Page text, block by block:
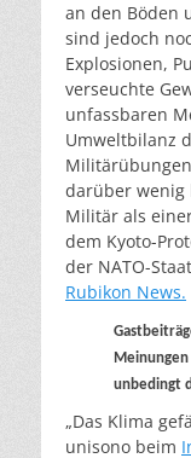
an den Böden
sind jedoch
Explosionen,
verseuchte
unfassbaren
Umweltbilanz
darüber wenig
Militär als
dem Kyoto-
der NATO-
Rubikon News.
unbedingt
„Das Klima
unisono beim